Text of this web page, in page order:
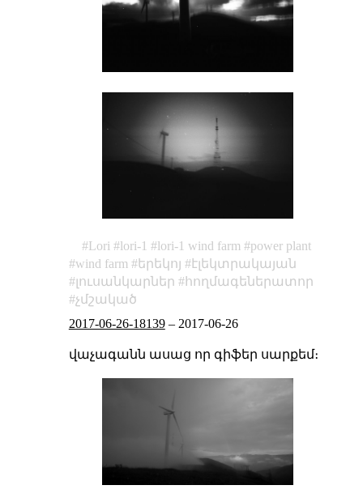
Lori lori-1 lori-1 wind farm
power plant
wind farm
երեկոյ
էլեկտրակայան
լուսանկարներ
հողմագեներատոր
չմշակած
2017-06-26-18139– 2017-06-26
վաչագանն ասաց որ գիֆեր սարքեմ։